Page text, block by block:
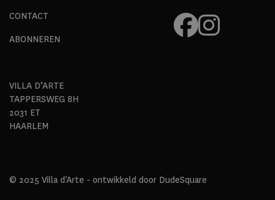
CONTACT
ABONNEREN
VILLA D’ARTE
TAPPERSWEG 8H
2031 ET
HAARLEM
© 2025 Villa d'Arte - ontwikkeld door DudeSquare